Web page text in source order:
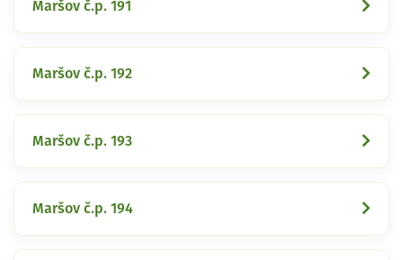
Maršov č.p. 191
Maršov č.p. 192
Maršov č.p. 193
Maršov č.p. 194